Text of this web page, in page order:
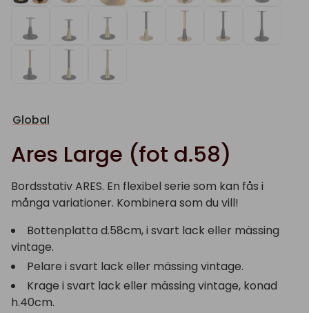
Global
Ares Large (fot d.58)
Bordsstativ ARES. En flexibel serie som kan fås i
många variationer. Kombinera som du vill!
Bottenplatta d.58cm, i svart lack eller mässing
vintage.
Pelare i svart lack eller mässing vintage.
Krage i svart lack eller mässing vintage, konad
h.40cm.